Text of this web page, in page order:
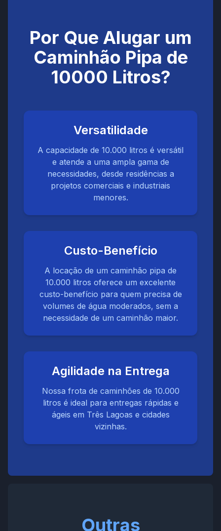
Por Que Alugar um
Caminhão Pipa de
10000 Litros?
Versatilidade
A capacidade de 10.000 litros é versátil
e atende a uma ampla gama de
necessidades, desde residências a
projetos comerciais e industriais
menores.
Custo-Benefício
A locação de um caminhão pipa de
10.000 litros oferece um excelente
custo-benefício para quem precisa de
volumes de água moderados, sem a
necessidade de um caminhão maior.
Agilidade na Entrega
Nossa frota de caminhões de 10.000
litros é ideal para entregas rápidas e
ágeis em Três Lagoas e cidades
vizinhas.
Outras